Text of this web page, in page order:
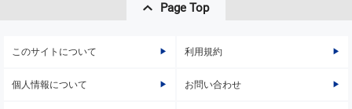
Page Top
このサイトについて 利用規約
個人情報について お問い合わせ